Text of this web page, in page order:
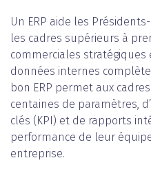
Un ERP aide les
les cadres supérieurs à
commerciales
données internes
bon ERP permet aux
centaines de paramètres,
clés (KPI) et de rapports
performance de leur
entreprise.